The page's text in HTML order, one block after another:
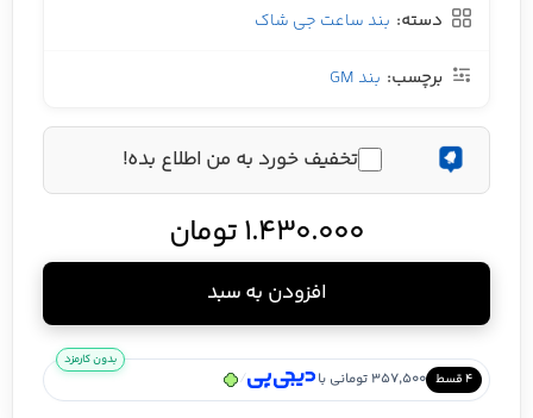
دسته: بند ساعت جی شاک
برچسب: بند GM
تخفیف خورد به من اطلاع بده!
1.430.000تومان
افزودن به سبد
۴ قسط 357,500 تومانی با /
بدون کارمزد